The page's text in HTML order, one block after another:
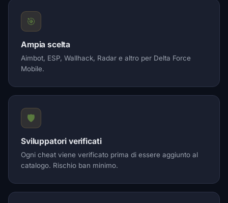
🎯
Ampia scelta
Aimbot, ESP, Wallhack, Radar e altro per Delta Force
Mobile.
🛡️
Sviluppatori verificati
Ogni cheat viene verificato prima di essere aggiunto al
catalogo. Rischio ban minimo.